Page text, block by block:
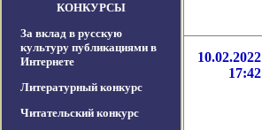
КОНКУРСЫ
За вклад в русскую
культуру публикациями в
Интернете
Литературный конкурс
Читательский конкурс
10.02.2022
17:42